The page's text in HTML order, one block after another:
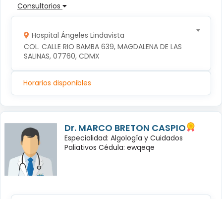
Consultorios
Hospital Ángeles Lindavista
COL. CALLE RIO BAMBA 639, MAGDALENA DE LAS
SALINAS, 07760, CDMX
Horarios disponibles
Dr. MARCO BRETON CASPIO
Especialidad: Algología y Cuidados
Paliativos Cédula: ewqeqe